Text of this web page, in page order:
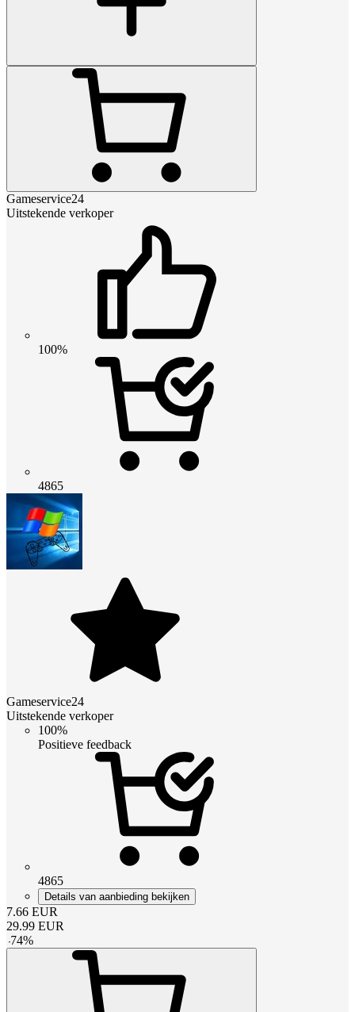
Gameservice24
Uitstekende verkoper
100%
4865
Gameservice24
Uitstekende verkoper
100%
Positieve feedback
4865
Details van aanbieding bekijken
7.66 EUR
29.99 EUR
-74%